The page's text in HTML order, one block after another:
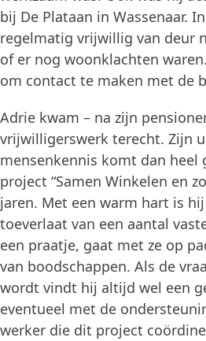
bij De Plataan in Wassenaar.
regelmatig vrijwillig van deur
of er nog woonklachten
om contact te maken met de
Adrie kwam – na zijn
vrijwilligerswerk terecht. Zijn
mensenkennis komt dan heel
project “Samen Winkelen en
jaren. Met een warm hart is
toeverlaat van een aantal
een praatje, gaat met ze op
van boodschappen. Als de
wordt vindt hij altijd wel een
eventueel met de
werker die dit project